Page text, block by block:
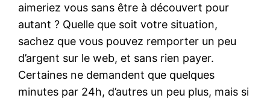
aimeriez vous sans être à découvert pour
autant ? Quelle que soit votre situation,
sachez que vous pouvez remporter un peu
d’argent sur le web, et sans rien payer.
Certaines ne demandent que quelques
minutes par 24h, d’autres un peu plus, mais si